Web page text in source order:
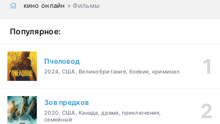
кино онлайн » Фильмы
Популярное:
Пчеловод
2024, США, Великобритания, боевик, криминал
Зов предков
2020, США, Канада, драма, приключения,
семейный